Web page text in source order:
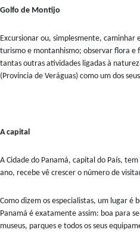
Golfo de Montijo
Excursionar ou, simplesmente,
turismo e montanhismo; observar flora e
tantas outras atividades ligadas à
(Província de Veráguas) como um dos
A capital
A Cidade do Panamá, capital do País,
ano, recebe vê crescer o número de
Como dizem os especialistas, um lugar é
Panamá é exatamente assim: boa para
museus, parques e todos os seus